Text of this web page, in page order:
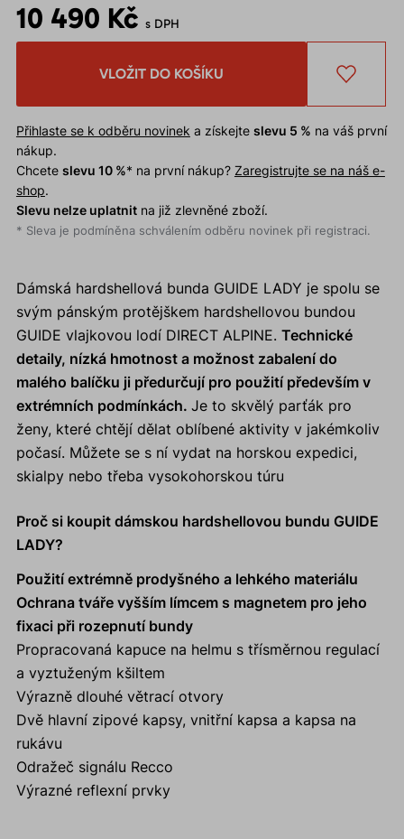
10 490 Kč s DPH
VLOŽIT DO KOŠÍKU
Přihlaste se k odběru novinek a získejte slevu 5 % na váš první
nákup.
Chcete slevu 10 %* na první nákup? Zaregistrujte se na náš e-
shop.
Slevu nelze uplatnitna již zlevněné zboží.
* Sleva je podmíněna schválením odběru novinek při registraci.
Dámská hardshellová bunda GUIDE LADY je spolu se
svým pánským protějškem hardshellovou bundou
GUIDE vlajkovou lodí DIRECT ALPINE. Technické
detaily, nízká hmotnost a možnost zabalení do
malého balíčku ji předurčují pro použití především v
extrémních podmínkách. Je to skvělý parťák pro
ženy, které chtějí dělat oblíbené aktivity v jakémkoliv
počasí. Můžete se s ní vydat na horskou expedici,
skialpy nebo třeba vysokohorskou túru
Proč si koupit dámskou hardshellovou bundu GUIDE
LADY?
Použití extrémně prodyšného a lehkého materiálu
Ochrana tváře vyšším límcem s magnetem pro jeho
fixaci při rozepnutí bundy
Propracovaná kapuce na helmu s třísměrnou regulací
a vyztuženým kšiltem
Výrazně dlouhé větrací otvory
Dvě hlavní zipové kapsy, vnitřní kapsa a kapsa na
rukávu
Odražeč signálu Recco
Výrazné reflexní prvky